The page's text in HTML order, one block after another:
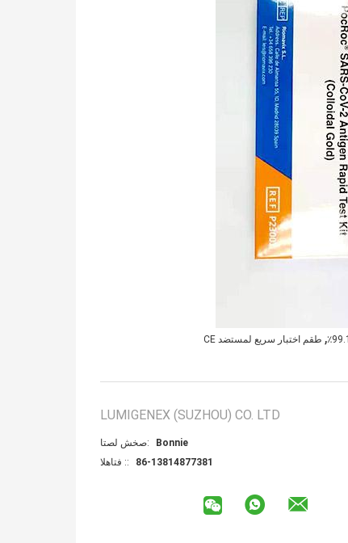
, طقم اختبار سريع لمستضد CE
LUMIGENEX (SUZHOU) CO. LTD
اتصل شخص:
Bonnie
الهاتف ::
86-13814877381